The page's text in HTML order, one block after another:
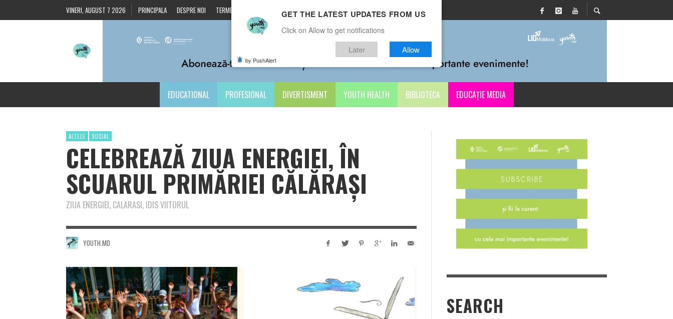
VINERI, AUGUST 7 2026 PRINCIPALA DESPRE NOI TERMENI ȘI CONDIȚII CONTACTE
EDUCATIONAL PROFESIONAL DIVERTISMENT YOUTH HEALTH BIBLIOTECA EDUCAȚIE MEDIA
ALTELE SOCIAL
CELEBREAZĂ ZIUA ENERGIEI, ÎN
SCUARUL PRIMĂRIEI CĂLĂRAȘI
ZIUA ENERGIEI, CALARASI, IDIS VIITORUL
YOUTH.MD
SEARCH
GET THE LATEST UPDATES FROM US
Click on Allow to get notifications
Later Allow
by PushAlert